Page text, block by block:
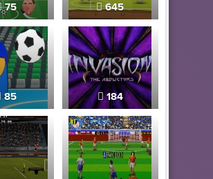
75 645
85 184